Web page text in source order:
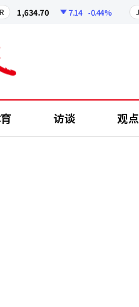
1,634.70 7.14 -0.44% JPY
访谈 观点